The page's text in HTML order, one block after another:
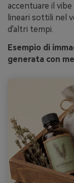
accentuare il
lineari sottili nel
d'altri tempi.
Esempio di
generata con